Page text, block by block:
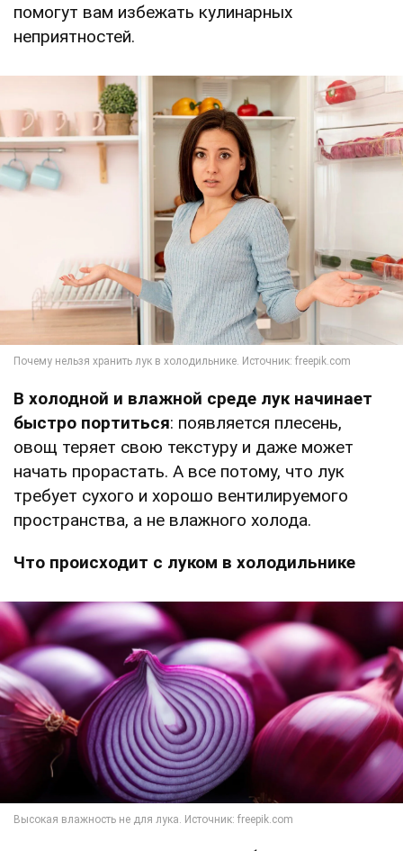
помогут вам избежать кулинарных
неприятностей.
В холодной и влажной среде лук начинает
быстро портиться: появляется плесень,
овощ теряет свою текстуру и даже может
начать прорастать. А все потому, что лук
требует сухого и хорошо вентилируемого
пространства, а не влажного холода.
Что происходит с луком в холодильнике